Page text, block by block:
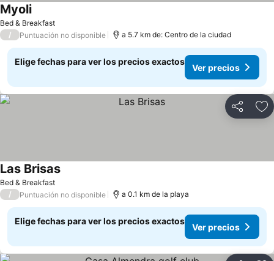
Bed & Breakfast
MyoliVer precios
/ Puntuación no disponible a 5.7 km de: Centro de la ciudad
Elige fechas para ver los precios exactos
Ver precios
Compartir
Bed & Breakfast
Las BrisasVer precios
/ Puntuación no disponible a 0.1 km de la playa
Elige fechas para ver los precios exactos
Ver precios